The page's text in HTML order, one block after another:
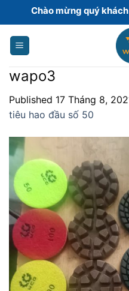
to
content
Chào mừng quý khách
wapo3
Published 17 Tháng 8,
tiêu hao đầu số 50